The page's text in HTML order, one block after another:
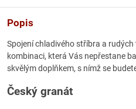
Popis
Spojení chladivého stříbra a
kombinaci, která Vás nepřestane
skvělým doplňkem, s nímž se
Český granát